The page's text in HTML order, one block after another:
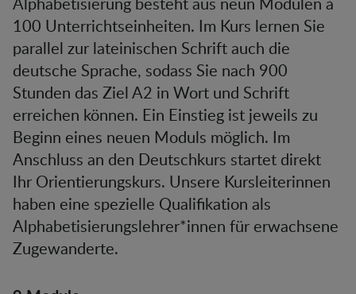
100 Unterrichtseinheiten. Im Kurs lernen Sie
parallel zur lateinischen Schrift auch die
deutsche Sprache, sodass Sie nach 900
Stunden das Ziel A2 in Wort und Schrift
erreichen können. Ein Einstieg ist jeweils zu
Beginn eines neuen Moduls möglich. Im
Anschluss an den Deutschkurs startet direkt
Ihr Orientierungskurs. Unsere Kursleiterinnen
haben eine spezielle Qualifikation als
Alphabetisierungslehrer*innen für erwachsene
Zugewanderte.